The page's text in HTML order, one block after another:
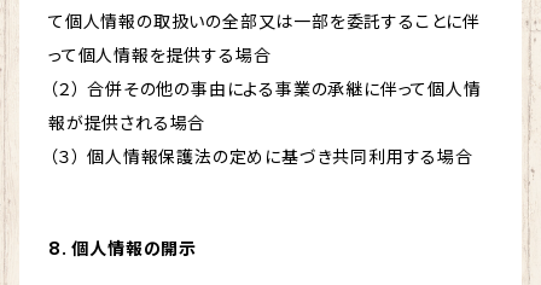
て個人情報の取扱いの全部又は一部を委託することに伴
って個人情報を提供する場合
（２） 合併その他の事由による事業の承継に伴って個人情
報が提供される場合
（３） 個人情報保護法の定めに基づき共同利用する場合
8. 個人情報の開示